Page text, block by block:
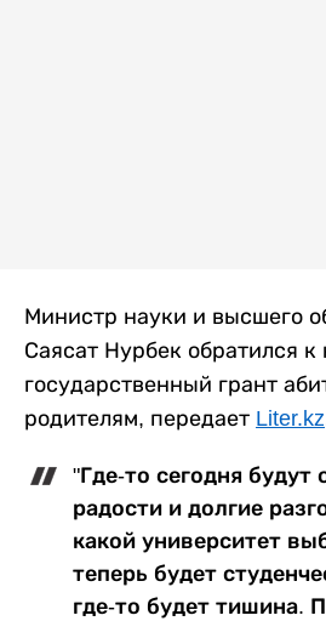
Министр науки и высшего
Саясат Нурбек обратился
государственный грант
родителям, передает Liter.kz
"Где-то сегодня будут
радости и долгие
какой университет
теперь будет
где-то будет тишина.